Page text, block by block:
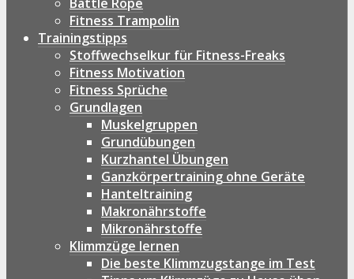
Fitness Trampolin
Trainingstipps
Stoffwechselkur für Fitness-Freaks
Fitness Motivation
Fitness Sprüche
Grundlagen
Muskelgruppen
Grundübungen
Kurzhantel Übungen
Ganzkörpertraining ohne Geräte
Hanteltraining
Makronährstoffe
Mikronährstoffe
Klimmzüge lernen
Die beste Klimmzugstange im Test